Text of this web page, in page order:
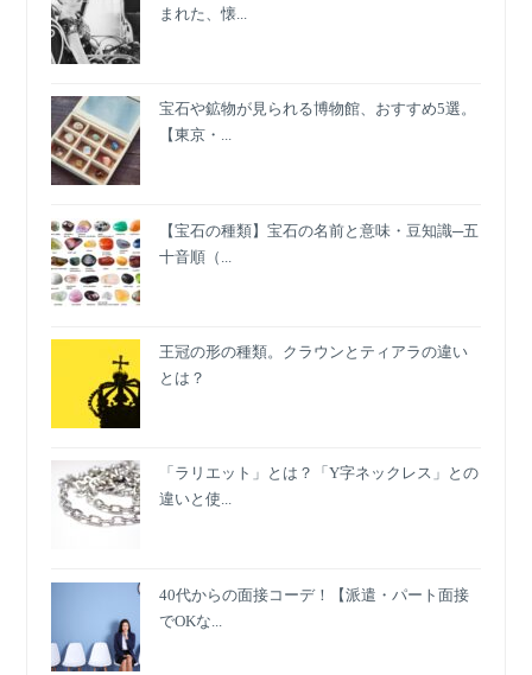
まれた、懐...
宝石や鉱物が見られる博物館、おすすめ5選。
【東京・...
【宝石の種類】宝石の名前と意味・豆知識─五
十音順（...
王冠の形の種類。クラウンとティアラの違い
とは？
「ラリエット」とは？「Y字ネックレス」との
違いと使...
40代からの面接コーデ！【派遣・パート面接
でOKな...